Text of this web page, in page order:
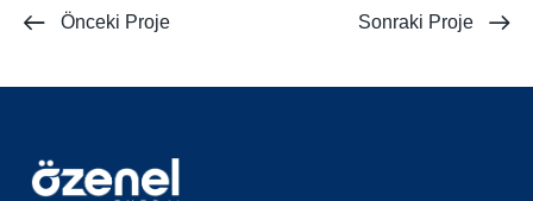
Önceki Proje Sonraki Proje